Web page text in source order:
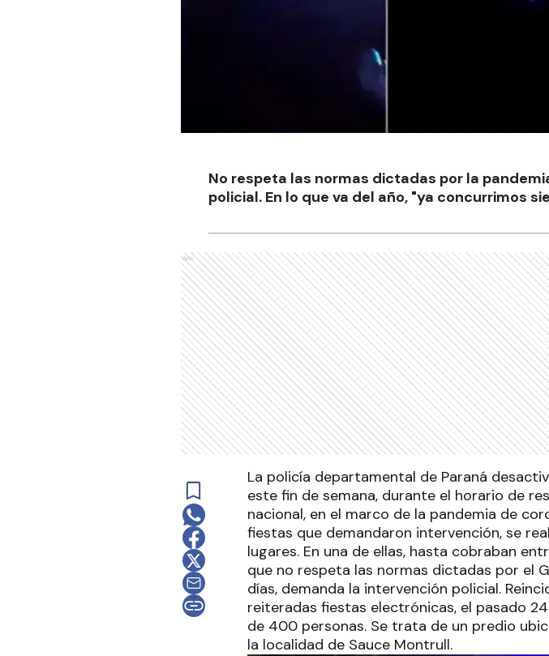
No respeta las normas dictadas por la
policial. En lo que va del año, "ya concurrimos
Ads
La policía departamental de Paraná
este fin de semana, durante el horario de
nacional, en el marco de la pandemia de
fiestas que demandaron intervención, se
lugares. En una de ellas, hasta cobraban
que no respeta las normas dictadas por el
días, demanda la intervención policial.
reiteradas fiestas electrónicas, el pasado
de 400 personas. Se trata de un predio
la localidad de Sauce Montrull.